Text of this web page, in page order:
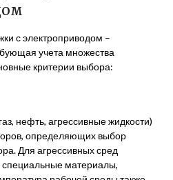
с электроприводом –
учета множества
критерии выбора:
нефть, агрессивные жидкости)
определяющих выбор
Для агрессивных сред
специальные материалы,